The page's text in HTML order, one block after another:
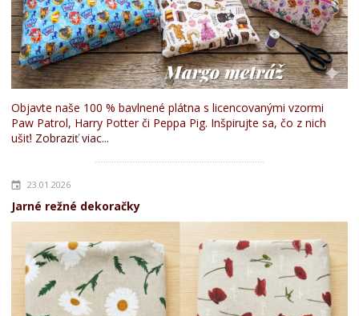
Objavte naše 100 % bavlnené plátna s licencovanými vzormi
Paw Patrol, Harry Potter či Peppa Pig. Inšpirujte sa, čo z nich
ušiť! Zobraziť viac...
23.01.2026
Jarné režné dekoračky